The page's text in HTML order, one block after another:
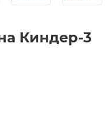
Киндер-3